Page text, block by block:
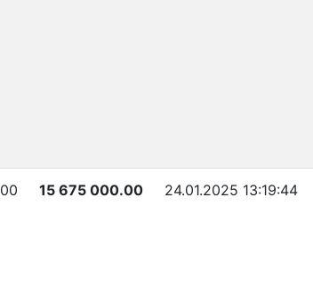
15 675 000.00 24.01.2025 13:19:44